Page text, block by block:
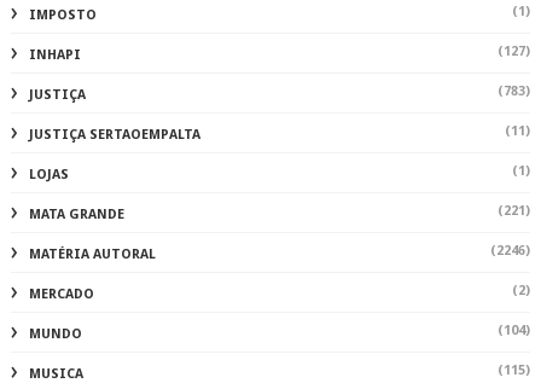
IMPOSTO (1)
INHAPI (127)
JUSTIÇA (783)
JUSTIÇA SERTAOEMPALTA (11)
LOJAS (1)
MATA GRANDE (221)
MATÉRIA AUTORAL (2246)
MERCADO (2)
MUNDO (104)
MUSICA (115)